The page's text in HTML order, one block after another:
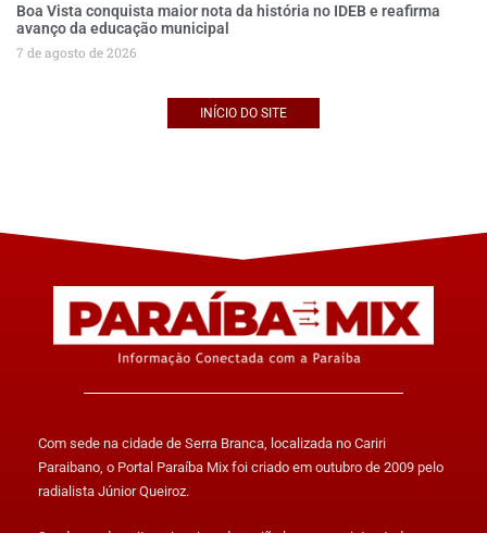
Boa Vista conquista maior nota da história no IDEB e reafirma
avanço da educação municipal
7 de agosto de 2026
INÍCIO DO SITE
Com sede na cidade de Serra Branca, localizada no Cariri
Paraibano, o Portal Paraíba Mix foi criado em outubro de 2009 pelo
radialista Júnior Queiroz.